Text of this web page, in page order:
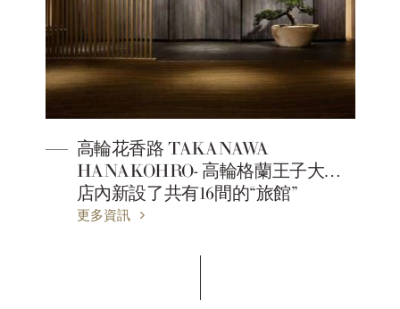
高輪花香路 TAKANAWA
HANAKOHRO- 高輪格蘭王子大飯
店內新設了共有16間的“旅館”
更多資訊